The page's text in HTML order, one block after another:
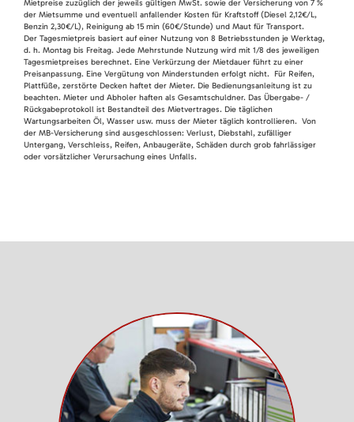
Mietpreise zuzüglich der jeweils gültigen MwSt. sowie der Versicherung von 7 %
der Mietsumme und eventuell anfallender Kosten für Kraftstoff (Diesel 2,12€/L,
Benzin 2,30€/L), Reinigung ab 15 min (60€/Stunde) und Maut für Transport.
Der Tagesmietpreis basiert auf einer Nutzung von 8 Betriebsstunden je Werktag,
d. h. Montag bis Freitag. Jede Mehrstunde Nutzung wird mit 1/8 des jeweiligen
Tagesmietpreises berechnet. Eine Verkürzung der Mietdauer führt zu einer
Preisanpassung. Eine Vergütung von Minderstunden erfolgt nicht. Für Reifen,
Plattfüße, zerstörte Decken haftet der Mieter. Die Bedienungsanleitung ist zu
beachten. Mieter und Abholer haften als Gesamtschuldner. Das Übergabe- /
Rückgabeprotokoll ist Bestandteil des Mietvertrages. Die täglichen
Wartungsarbeiten Öl, Wasser usw. muss der Mieter täglich kontrollieren. Von
der MB-Versicherung sind ausgeschlossen: Verlust, Diebstahl, zufälliger
Untergang, Verschleiss, Reifen, Anbaugeräte, Schäden durch grob fahrlässiger
oder vorsätzlicher Verursachung eines Unfalls.